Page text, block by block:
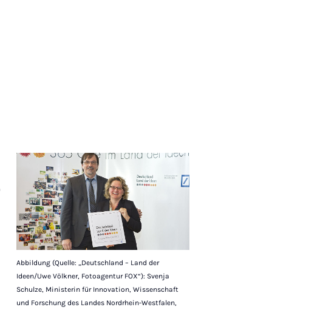
Abbildung (Quelle: „Deutschland – Land der
Ideen/Uwe Völkner, Fotoagentur FOX“): Svenja
Schulze, Ministerin für Innovation, Wissenschaft
und Forschung des Landes Nordrhein-Westfalen,